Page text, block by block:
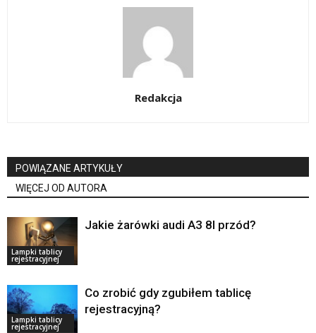
Redakcja
POWIĄZANE ARTYKUŁY
WIĘCEJ OD AUTORA
Lampki tablicy
rejestracyjnej
Jakie żarówki audi A3 8l przód?
Lampki tablicy
rejestracyjnej
Co zrobić gdy zgubiłem tablicę
rejestracyjną?